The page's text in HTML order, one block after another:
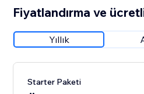
Fiyatlandırma ve
Yıllık
Starter Paketi